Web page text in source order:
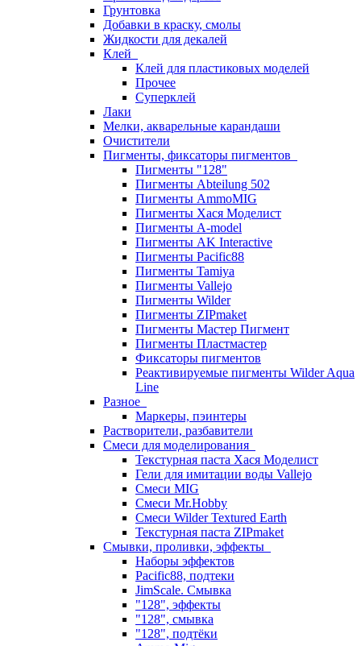
Грунтовка
Добавки в краску, смолы
Жидкости для декалей
Клей
Клей для пластиковых моделей
Прочее
Суперклей
Лаки
Мелки, акварельные карандаши
Очистители
Пигменты, фиксаторы пигментов
Пигменты "128"
Пигменты Abteilung 502
Пигменты AmmoMIG
Пигменты Хася Моделист
Пигменты A-model
Пигменты AK Interactive
Пигменты Pacific88
Пигменты Tamiya
Пигменты Vallejo
Пигменты Wilder
Пигменты ZIPmaket
Пигменты Мастер Пигмент
Пигменты Пластмастер
Фиксаторы пигментов
Реактивируемые пигменты Wilder Aqua
Line
Разное
Маркеры, пэинтеры
Растворители, разбавители
Смеси для моделирования
Текстурная паста Хася Моделист
Гели для имитации воды Vallejo
Смеси MIG
Смеси Mr.Hobby
Смеси Wilder Textured Earth
Текстурная паста ZIPmaket
Смывки, проливки, эффекты
Наборы эффектов
Pacific88, подтеки
JimScale. Смывка
"128", эффекты
"128", смывка
"128", подтёки